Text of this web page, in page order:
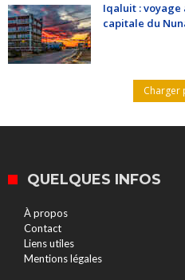
Iqaluit : voyage
capitale du
Charger
QUELQUES INFOS
À propos
Contact
Liens utiles
Mentions légales